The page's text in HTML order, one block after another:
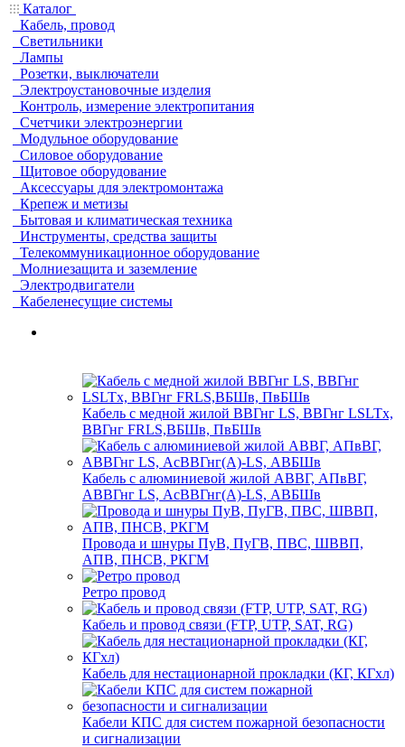
Каталог
Кабель, провод
Светильники
Лампы
Розетки, выключатели
Электроустановочные изделия
Контроль, измерение электропитания
Счетчики электроэнергии
Модульное оборудование
Силовое оборудование
Щитовое оборудование
Аксессуары для электромонтажа
Крепеж и метизы
Бытовая и климатическая техника
Инструменты, средства защиты
Телекоммуникационное оборудование
Молниезащита и заземление
Электродвигатели
Кабеленесущие системы
Кабель с медной жилой ВВГнг LS, ВВГнг LSLTx,
ВВГнг FRLS,ВБШв, ПвБШв
Кабель с алюминиевой жилой АВВГ, АПвВГ,
АВВГнг LS, АсВВГнг(А)-LS, АВБШв
Провода и шнуры ПуВ, ПуГВ, ПВС, ШВВП,
АПВ, ПНСВ, РКГМ
Ретро провод
Кабель и провод связи (FTP, UTP, SAT, RG)
Кабель для нестационарной прокладки (КГ, КГхл)
Кабели КПС для систем пожарной безопасности
и сигнализации